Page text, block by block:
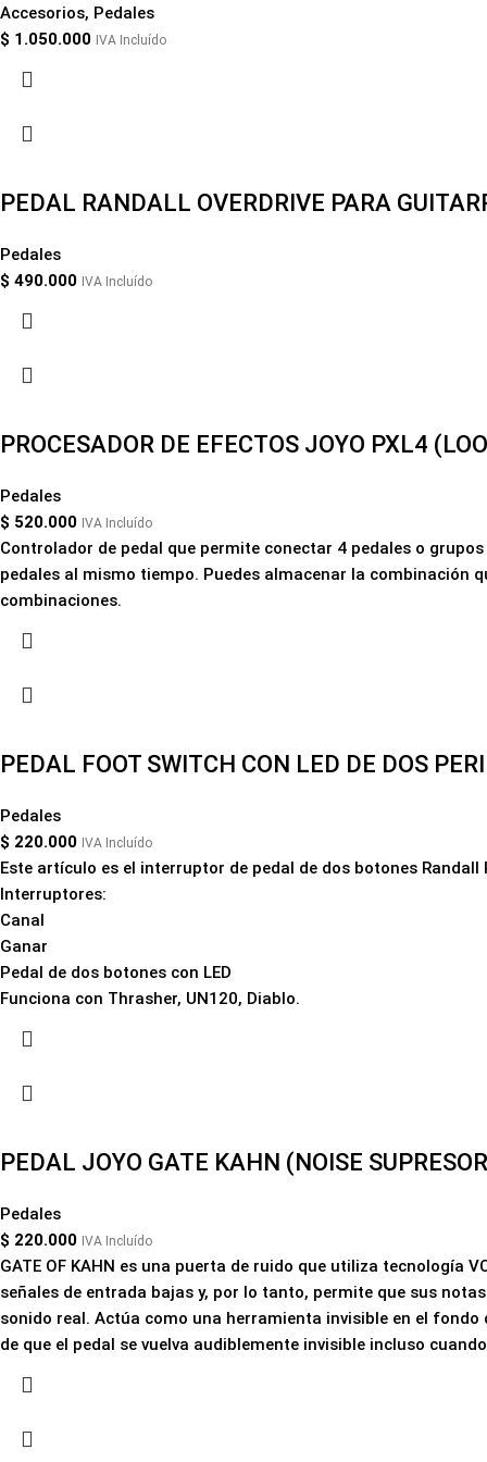
Accesorios, Pedales
$ 1.050.000 IVA Incluído
PEDAL RANDALL OVERDRIVE PARA
Pedales
$ 490.000 IVA Incluído
PROCESADOR DE EFECTOS JOYO PXL4
Pedales
$ 520.000 IVA Incluído
Controlador de pedal que permite conectar 4 pedales o
pedales al mismo tiempo. Puedes almacenar la combinación
combinaciones.
PEDAL FOOT SWITCH CON LED DE DOS
Pedales
$ 220.000 IVA Incluído
Este artículo es el interruptor de pedal de dos botones Randall
Interruptores:
Canal
Ganar
Pedal de dos botones con LED
Funciona con Thrasher, UN120, Diablo.
PEDAL JOYO GATE KAHN (NOISE
Pedales
$ 220.000 IVA Incluído
GATE OF KAHN es una puerta de ruido que utiliza tecnología
señales de entrada bajas y, por lo tanto, permite que sus
sonido real. Actúa como una herramienta invisible en el
de que el pedal se vuelva audiblemente invisible incluso